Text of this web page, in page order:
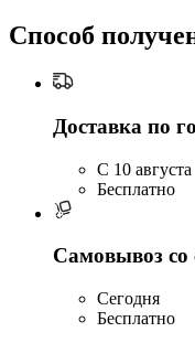
Способ
Доставка по
C 10 августа
Бесплатно
Самовывоз со
Сегодня
Бесплатно